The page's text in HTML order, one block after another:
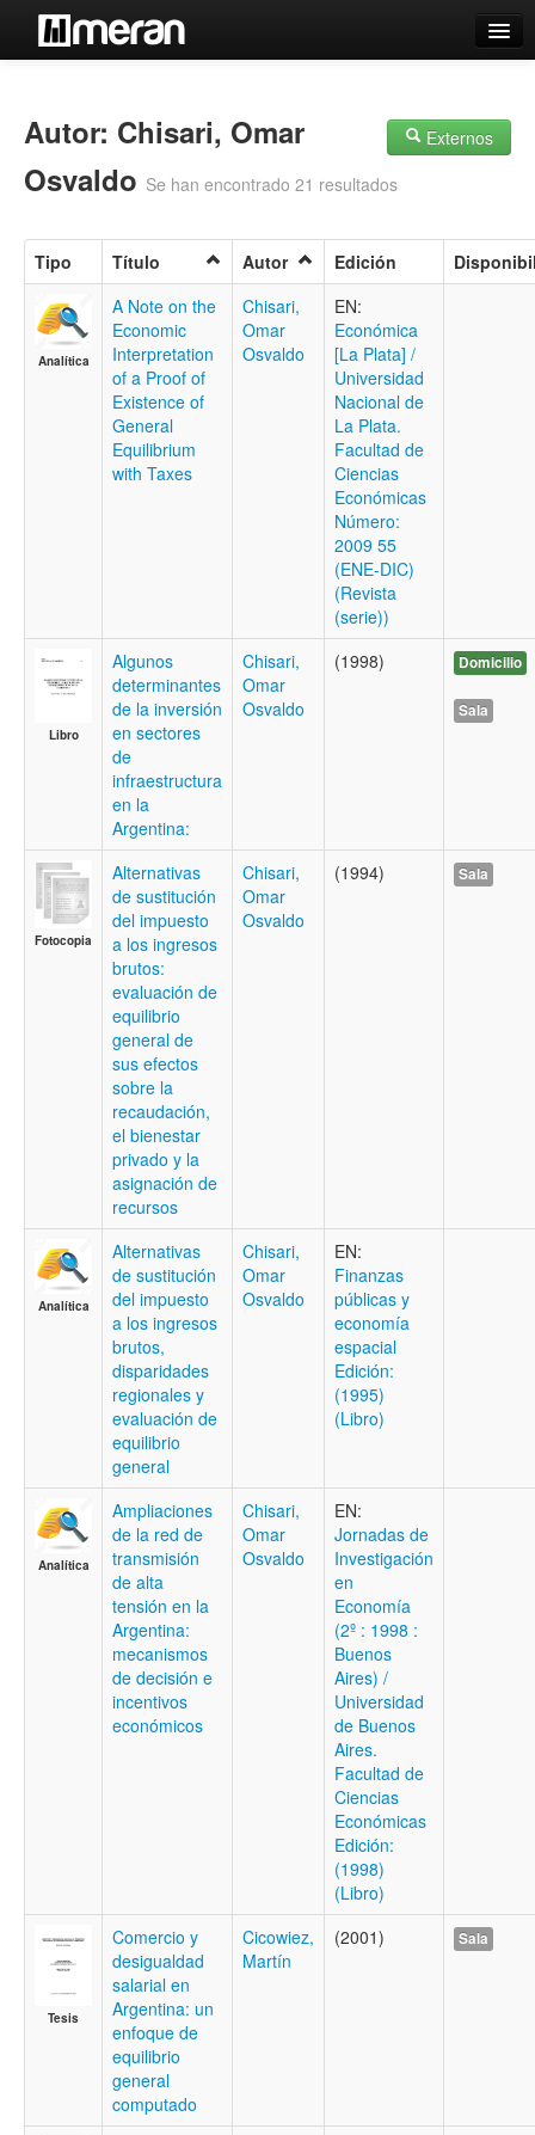
Búsqueda Avanzada
Estantes Virtuales
Iniciar sesión
Externos
Autor: Chisari, Omar
Osvaldo Se han encontrado 21 resultados
Tipo Título Autor Edición
Analítica
A Note on the
Economic
Interpretation
of a Proof of
Existence of
General
Equilibrium
with Taxes
Chisari,
Omar
Osvaldo
EN:
Económica
[La Plata] /
Universidad
Nacional de
La Plata.
Facultad de
Ciencias
Económicas
Número:
2009 55
(ENE-DIC)
(Revista
(serie))
Libro
Algunos
determinantes
de la inversión
en sectores
de
infraestructura
en la
Argentina:
Chisari,
Omar
Osvaldo
(1998) Domicilio
Sala
Fotocopia
Alternativas
de sustitución
del impuesto
a los ingresos
brutos:
evaluación de
equilibrio
general de
sus efectos
sobre la
recaudación,
el bienestar
privado y la
asignación de
recursos
Chisari,
Omar
Osvaldo
(1994) Sala
Analítica
Alternativas
de sustitución
del impuesto
a los ingresos
brutos,
disparidades
regionales y
evaluación de
equilibrio
general
Chisari,
Omar
Osvaldo
EN:
Finanzas
públicas y
economía
espacial
Edición:
(1995)
(Libro)
Analítica
Ampliaciones
de la red de
transmisión
de alta
tensión en la
Argentina:
mecanismos
de decisión e
incentivos
económicos
Chisari,
Omar
Osvaldo
EN:
Jornadas de
Investigación
en
Economía
(2º : 1998 :
Buenos
Aires) /
Universidad
de Buenos
Aires.
Facultad de
Ciencias
Económicas
Edición:
(1998)
(Libro)
Tesis
Comercio y
desigualdad
salarial en
Argentina: un
enfoque de
equilibrio
general
computado
Cicowiez,
Martín
(2001) Sala